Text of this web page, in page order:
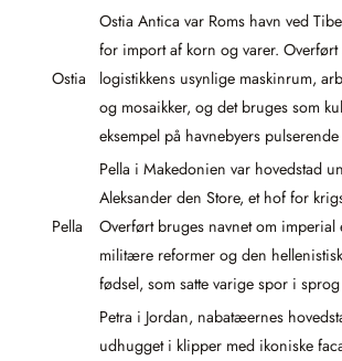
Ostia
Ostia Antica var Roms havn ved
for import af korn og varer. Overført
logistikkens usynlige maskinrum,
og mosaikker, og det bruges som
eksempel på havnebyers
Pella
Pella i Makedonien var hovedstad
Aleksander den Store, et hof for
Overført bruges navnet om imperial
militære reformer og den
fødsel, som satte varige spor i
Petra i Jordan, nabatæernes
udhugget i klipper med ikoniske